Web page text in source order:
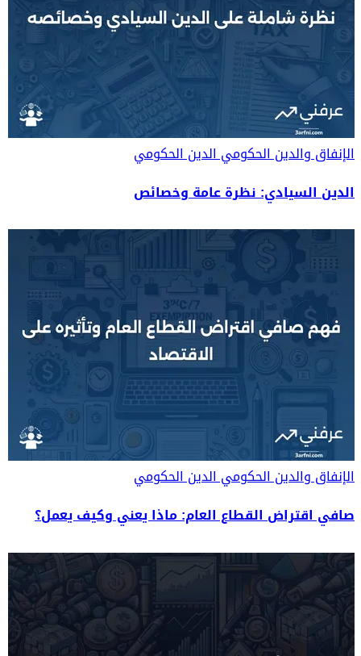
الإنفاق والدين الحكوميالدين الحكومي
الدين السيادي: نظرة عامة وخصائص
الإنفاق والدين الحكوميالدين الحكومي
صافي اقتراض القطاع العام: ماذا يعني وكيف يعمل؟